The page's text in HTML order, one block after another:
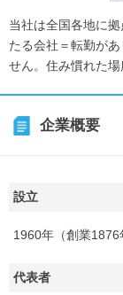
当社は全国各地に
たる会社＝転勤が
せん。住み慣れた場
企業概要
設立
1960年（創業1876
代表者